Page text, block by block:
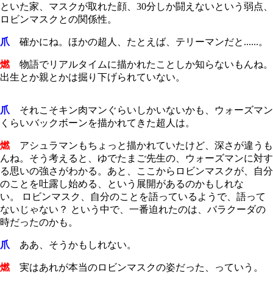
といた家、マスクが取れた顔、 30分しか闘えないという弱点、
ロビンマスクとの関係性。
爪 確かにね。ほかの超人、たとえば、テリーマンだと......。
燃物語でリアルタイムに描かれたことしか知らないもんね。
出生とか親とかは掘り下げられていない。
爪 それこそキン肉マンぐらいしかいないかも、ウォーズマン
くらいバックボーンを描かれてきた超人は。
燃アシュラマンもちょっと描かれていたけど、深さが違うも
んね。そう考えると、ゆでたまご先生の、ウォーズマンに対す
る思いの強さがわかる。あと、ここからロビンマスクが、自分
のことを吐露し始める、という展開があるのかもしれな
い。
ロビンマスク、自分のことを語っているようで、語って
ないじゃない？ という中で、一番迫れたのは、バラクーダの
時だったのかも。
爪 ああ、そうかもしれない。
燃実はあれが本当のロビンマスクの姿だった、っていう。